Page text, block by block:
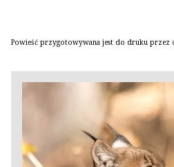
Powieść przygotowywana jest do druku przez